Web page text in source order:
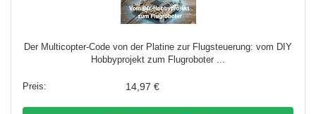
Der Multicopter-Code von der Platine zur Flugsteuerung: vom DIY
Hobbyprojekt zum Flugroboter ...
14,97 €